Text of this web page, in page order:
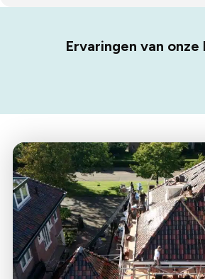
Ervaringen van onze